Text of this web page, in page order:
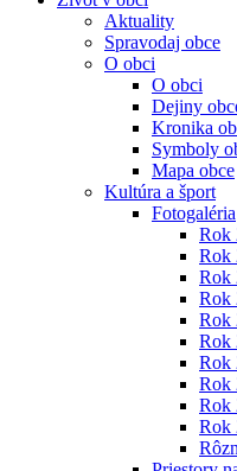
Aktuality
Spravodaj obce
O obci
O obci
Dejiny
Kronika
Symboly
Mapa obce
Kultúra a šport
Fotogaléria
Rok
Rok
Rok
Rok
Rok
Rok
Rok
Rok
Rok
Rok